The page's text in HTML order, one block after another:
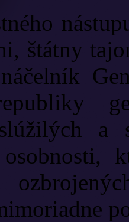
štátny
a